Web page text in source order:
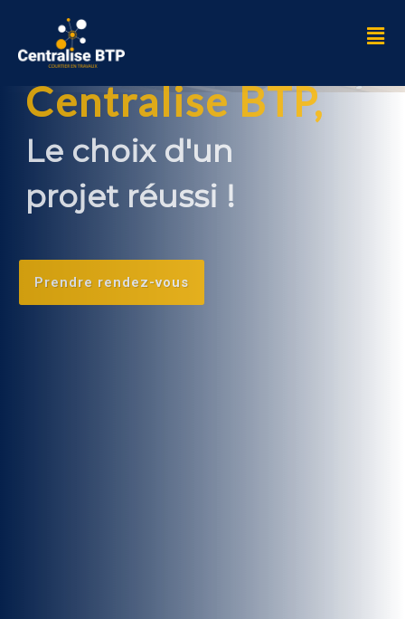
Centralise BTP,
Le choix d'un
projet réussi !
Prendre rendez-vous
Centralise BTP,
Le choix d'un
projet réussi !
Prendre rendez-vous